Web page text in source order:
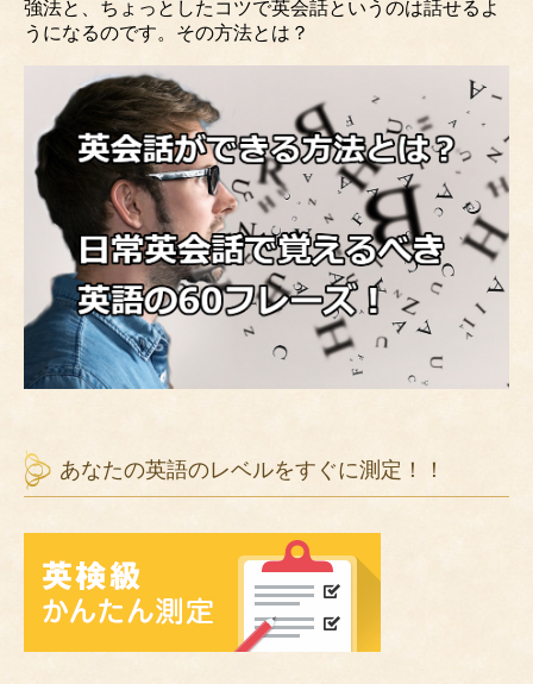
強法と、ちょっとしたコツで英会話というのは話せるよ
うになるのです。その方法とは？
あなたの英語のレベルをすぐに測定！！